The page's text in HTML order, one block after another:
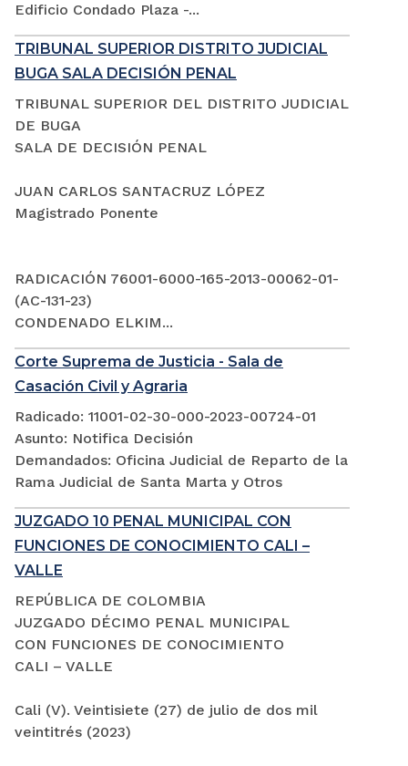
Edificio Condado Plaza -...
TRIBUNAL SUPERIOR DISTRITO JUDICIAL
BUGA SALA DECISIÓN PENAL
TRIBUNAL SUPERIOR DEL DISTRITO JUDICIAL
DE BUGA
SALA DE DECISIÓN PENAL
JUAN CARLOS SANTACRUZ LÓPEZ
Magistrado Ponente
RADICACIÓN 76001-6000-165-2013-00062-01-
(AC-131-23)
CONDENADO ELKIM...
Corte Suprema de Justicia - Sala de
Casación Civil y Agraria
Radicado: 11001-02-30-000-2023-00724-01
Asunto: Notifica Decisión
Demandados: Oficina Judicial de Reparto de la
Rama Judicial de Santa Marta y Otros
JUZGADO 10 PENAL MUNICIPAL CON
FUNCIONES DE CONOCIMIENTO CALI –
VALLE
REPÚBLICA DE COLOMBIA
JUZGADO DÉCIMO PENAL MUNICIPAL
CON FUNCIONES DE CONOCIMIENTO
CALI – VALLE
Cali (V). Veintisiete (27) de julio de dos mil
veintitrés (2023)